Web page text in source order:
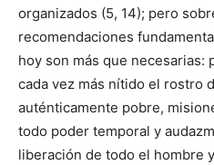
organizados (5, 14); pero
recomendaciones
hoy son más que necesarias:
cada vez más nítido el rostro
auténticamente pobre,
todo poder temporal y
liberación de todo el hombre